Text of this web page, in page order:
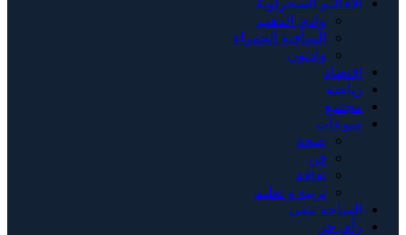
وادي الذهب
الساقية الحمراء
وادنون
اقتصاد
رياضة
مجتمع
منوعات
صحة
فن
ثقافة
تربية و تعليم
الساحة تيفي
رأي حر